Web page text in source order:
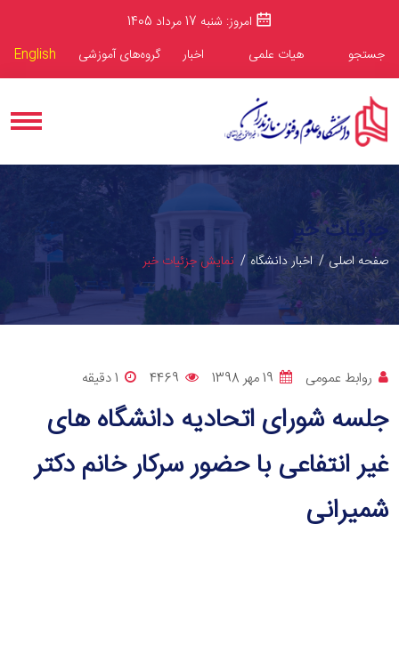
امروز: شنبه 17 مرداد 1405
جستجو
هیات علمی اخبار گروه‌های آموزشی English
جزئیات خبر
صفحه اصلی اخبار دانشگاه نمایش جزئیات خبر
روابط عمومی 19 مهر 1398 4469 1 دقيقه
جلسه شورای اتحادیه دانشگاه‌ های
غیر انتفاعی با حضور سرکار خانم دکتر
شمیرانی